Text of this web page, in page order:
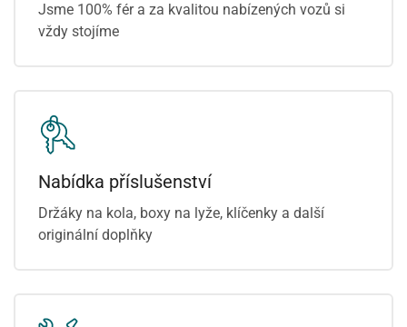
Jsme 100% fér a za kvalitou nabízených vozů si
vždy stojíme
Nabídka příslušenství
Držáky na kola, boxy na lyže, klíčenky a další
originální doplňky